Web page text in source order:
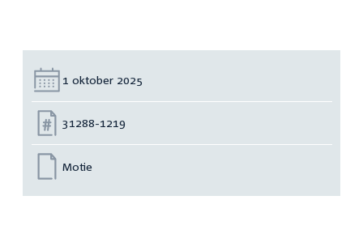
Datum:
1 oktober 2025
Nummer:
31288-1219
Motie